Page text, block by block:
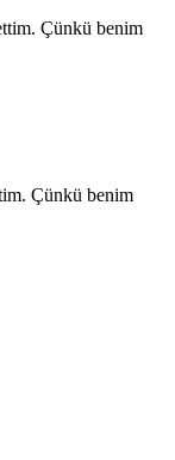
Çünkü benim
Çünkü benim